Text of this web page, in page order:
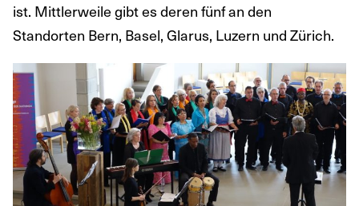
ist. Mittlerweile gibt es deren fünf an den
Standorten Bern, Basel, Glarus, Luzern und Zürich.